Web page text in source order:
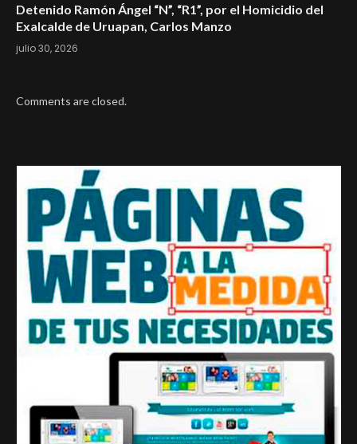
Detenido Ramón Ángel “N”, “R1”, por el Homicidio del
Exalcalde de Uruapan, Carlos Manzo
julio 30, 2026
Comments are closed.